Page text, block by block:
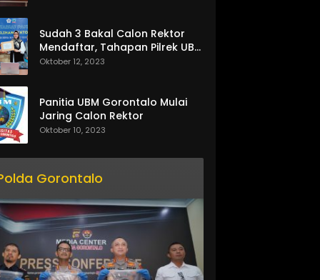
Sudah 3 Bakal Calon Rektor
Mendaftar, Tahapan Pilrek UBM
Gorontalo Makin Seru
Oktober 12, 2023
Panitia UBM Gorontalo Mulai
Jaring Calon Rektor
Oktober 10, 2023
Gorontalo